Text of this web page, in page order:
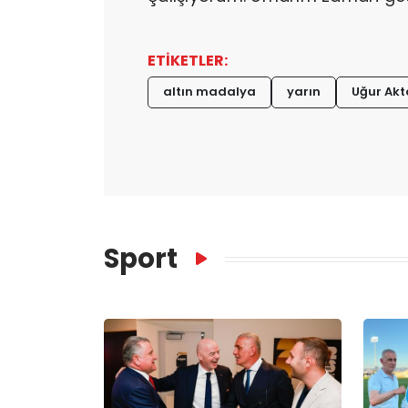
ETİKETLER:
altın madalya yarın Uğur
Sport